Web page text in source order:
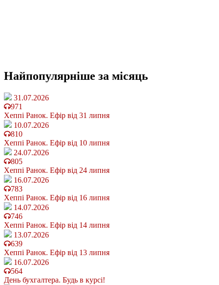
Найпопулярніше за місяць
31.07.2026
971
Хеппі Ранок. Ефір від 31 липня
10.07.2026
810
Хеппі Ранок. Ефір від 10 липня
24.07.2026
805
Хеппі Ранок. Ефір від 24 липня
16.07.2026
783
Хеппі Ранок. Ефір від 16 липня
14.07.2026
746
Хеппі Ранок. Ефір від 14 липня
13.07.2026
639
Хеппі Ранок. Ефір від 13 липня
16.07.2026
564
День бухгалтера. Будь в курсі!